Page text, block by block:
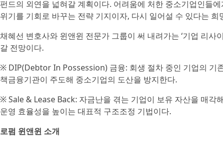
펀드의 외연을 넓혀갈 계획이다. 어려움에 처한 중소기업인들
위기를 기회로 바꾸는 전략 기지이자, 다시 일어설 수 있다는 희
채혜선 변호사와 윈앤윈 전문가 그룹이 써 내려가는 ‘기업 리
갈 전망이다.
※ DIP(Debtor In Possession) 금융: 회생 절차 중인 기업의 기
책금융기관이 주도해 중소기업의 도산을 방지한다.
※ Sale & Lease Back: 자금난을 겪는 기업이 보유 자산을 매각
운영 효율성을 높이는 대표적 구조조정 기법이다.
로펌 윈앤윈 소개